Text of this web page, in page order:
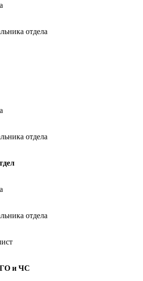
отдела
отдела
отдела
ГО и ЧС